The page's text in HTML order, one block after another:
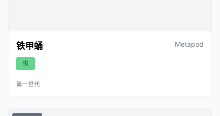
铁甲蛹 Metapod
虫
第一世代